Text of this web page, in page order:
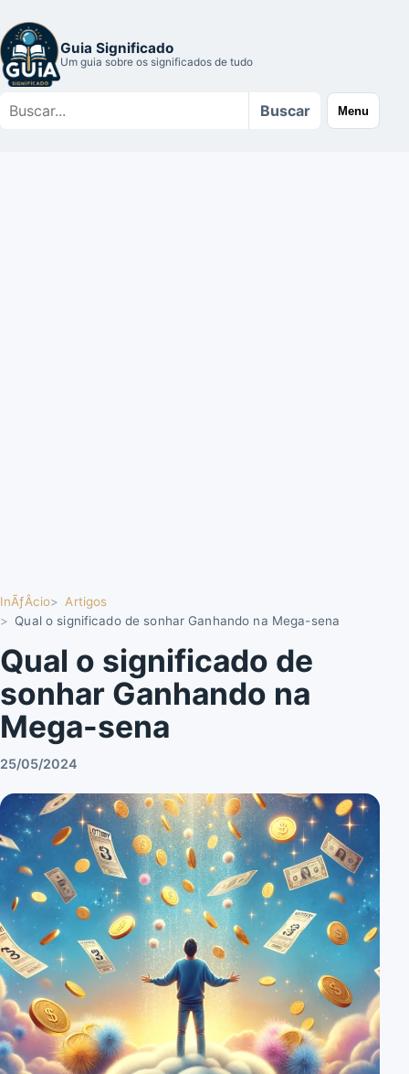
Guia Significado
Um guia sobre os significados de tudo
Buscar
Buscar Menu
InÃƒÂ­cio
Artigos
Qual o significado de sonhar Ganhando na Mega-sena
Qual o significado de
sonhar Ganhando na
Mega-sena
25/05/2024